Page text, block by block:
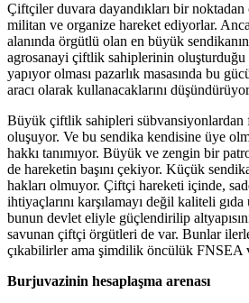
Çiftçiler duvara dayandıkları bir noktadan
militan ve organize hareket ediyorlar.
alanında örgütlü olan en büyük
agrosanayi çiftlik sahiplerinin
yapıyor olması pazarlık masasında bu
aracı olarak kullanacaklarını
Büyük çiftlik sahipleri sübvansiyonlardan
oluşuyor. Ve bu sendika kendisine üye
hakkı tanımıyor. Büyük ve zengin bir
de hareketin başını çekiyor. Küçük
hakları olmuyor. Çiftçi hareketi içinde,
ihtiyaçlarını karşılamayı değil kaliteli
bunun devlet eliyle güçlendirilip
savunan çiftçi örgütleri de var. Bunlar
çıkabilirler ama şimdilik öncülük FNSEA
Burjuvazinin hesaplaşma arenası